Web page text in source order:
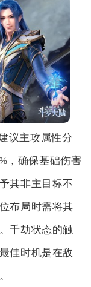
议主攻属性分
，确保基础伤害
其非主目标不
布局时需将其
千劫状态的触
佳时机是在敌